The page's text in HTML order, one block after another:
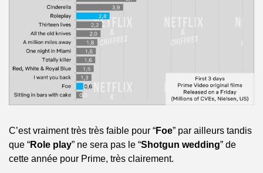
C’est vraiment très très faible pour “Foe” par ailleurs tandis
que “Role play” ne sera pas le “Shotgun wedding” de
cette année pour Prime, très clairement.